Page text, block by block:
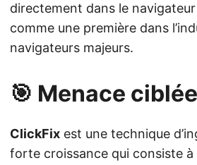
directement dans le
comme une première dans
navigateurs majeurs.
🎯 Menace
ClickFix est une technique
forte croissance qui consiste